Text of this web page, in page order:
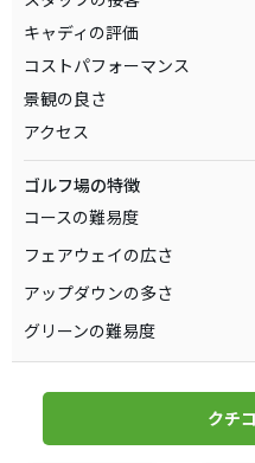
キャディの評価
コストパフォーマンス
景観の良さ
アクセス
ゴルフ場の特徴
コースの難易度
フェアウェイの広さ
アップダウンの多さ
グリーンの難易度
クチ